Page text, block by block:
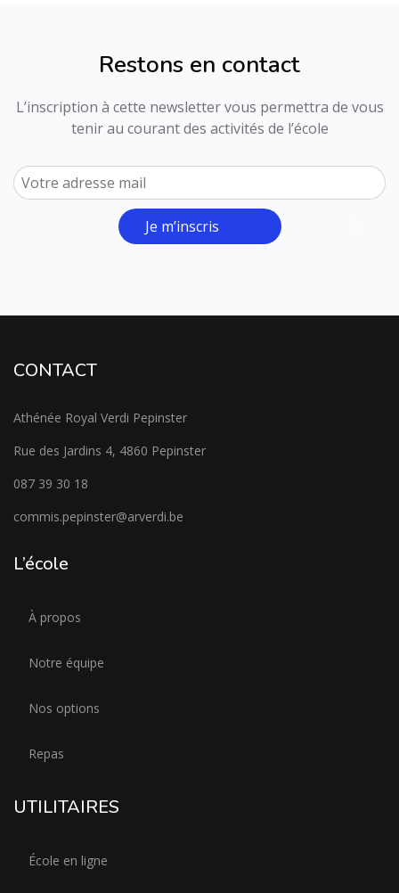
Restons en contact
L’inscription à cette newsletter vous permettra de vous
tenir au courant des activités de l’école
Je m’inscris
CONTACT
Athénée Royal Verdi Pepinster
Rue des Jardins 4, 4860 Pepinster
087 39 30 18
commis.pepinster@arverdi.be
L’école
À propos
Notre équipe
Nos options
Repas
UTILITAIRES
École en ligne